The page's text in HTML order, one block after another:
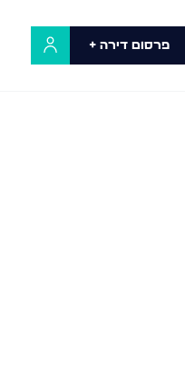
פרסום דירה +